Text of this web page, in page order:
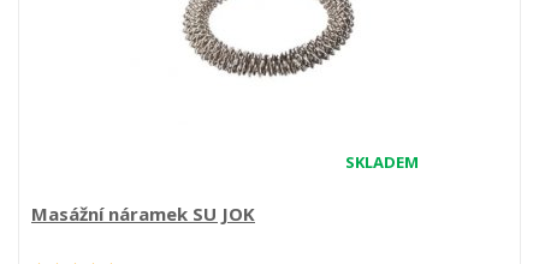
SKLADEM
Masážní náramek SU JOK